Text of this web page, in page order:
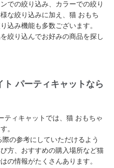
での絞り込み、カラーでの絞り
な絞り込みに加え、猫 おもち
込み機能も多数ございます。
絞り込んでお好みの商品を探し
パーティキャットなら
ティキャットでは、猫 おもちゃ
。
の参考にしていただけるよう
方、おすすめの購入場所など猫
の情報がたくさんあります。